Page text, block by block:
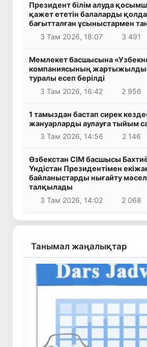
Президент білім алуда
қажет ететін балаларды
бағытталған ұсыныстармен
3 Там 2026, 18:07
3 491
Мемлекет басшысына
компаниясының
туралы есеп берілді
3 Там 2026, 16:42
2 956
1 тамыздан бастап сирек
жануарларды аулауға тыйым
3 Там 2026, 14:56
2 146
Өзбекстан СІМ басшысы
Үндістан Президентімен
байланыстарды нығайту
талқылады
3 Там 2026, 14:02
2 068
Танымал жаңалықтар